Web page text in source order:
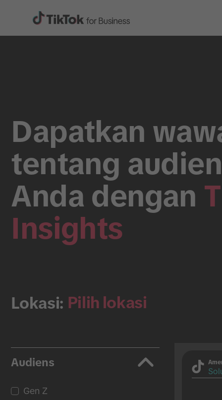
Dapatkan
tentang
Anda dengan
Insights
Lokasi: Pilih lokasi
Audiens
Gen Z